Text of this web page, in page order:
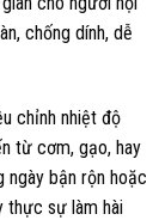
chống dính, dễ
chỉnh nhiệt độ
từ cơm, gạo, hay
ngày bận rộn hoặc
thực sự làm hài